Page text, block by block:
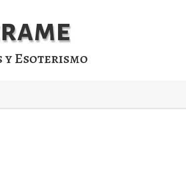
Esoterismo